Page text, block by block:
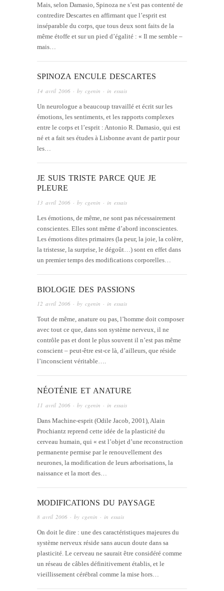
Mais, selon Damasio, Spinoza ne s’est pas contenté de
contredire Descartes en affirmant que l’esprit est
inséparable du corps, que tous deux sont faits de la
même étoffe et sur un pied d’égalité : « Il me semble –
mais…
SPINOZA ENCULE DESCARTES
14 avril 2006 · by cgenin · in essais
Un neurologue a beaucoup travaillé et écrit sur les
émotions, les sentiments, et les rapports complexes
entre le corps et l’esprit : Antonio R. Damasio, qui est
né et a fait ses études à Lisbonne avant de partir pour
les…
JE SUIS TRISTE PARCE QUE JE
PLEURE
13 avril 2006 · by cgenin · in essais
Les émotions, de même, ne sont pas nécessairement
conscientes. Elles sont même d’abord inconscientes.
Les émotions dites primaires (la peur, la joie, la colère,
la tristesse, la surprise, le dégoût…) sont en effet dans
un premier temps des modifications corporelles…
BIOLOGIE DES PASSIONS
12 avril 2006 · by cgenin · in essais
Tout de même, anature ou pas, l’homme doit composer
avec tout ce que, dans son système nerveux, il ne
contrôle pas et dont le plus souvent il n’est pas même
conscient – peut-être est-ce là, d’ailleurs, que réside
l’inconscient véritable….
NÉOTÉNIE ET ANATURE
11 avril 2006 · by cgenin · in essais
Dans Machine-esprit (Odile Jacob, 2001), Alain
Prochiantz reprend cette idée de la plasticité du
cerveau humain, qui « est l’objet d’une reconstruction
permanente permise par le renouvellement des
neurones, la modification de leurs arborisations, la
naissance et la mort des…
MODIFICATIONS DU PAYSAGE
8 avril 2006 · by cgenin · in essais
On doit le dire : une des caractéristiques majeures du
système nerveux réside sans aucun doute dans sa
plasticité. Le cerveau ne saurait être considéré comme
un réseau de câbles définitivement établis, et le
vieillissement cérébral comme la mise hors…